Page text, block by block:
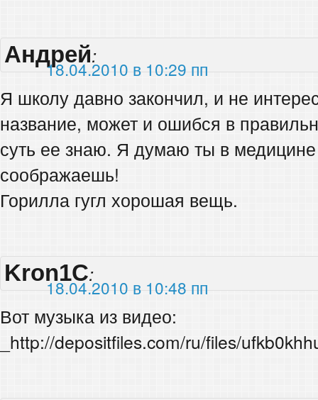
Андрей:
18.04.2010 в 10:29 пп
Я школу давно закончил, и не
название, может и ошибся в
суть ее знаю. Я думаю ты в медицине
соображаешь!
Горилла гугл хорошая вещь.
Kron1C:
18.04.2010 в 10:48 пп
Вот музыка из видео:
_http://depositfiles.com/ru/files/